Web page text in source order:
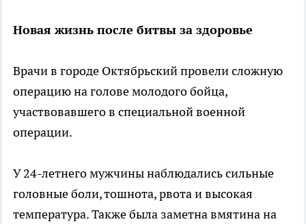
Новая жизнь после битвы за здоровье
Врачи в городе Октябрьский провели сложную
операцию на голове молодого бойца,
участвовавшего в специальной военной
операции.
У 24-летнего мужчины наблюдались сильные
головные боли, тошнота, рвота и высокая
температура. Также была заметна вмятина на